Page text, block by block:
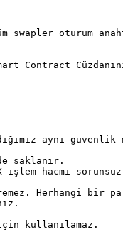
swapler oturum
aynı
saklanır.
hacmi
Herhangi bir
kullanılamaz.